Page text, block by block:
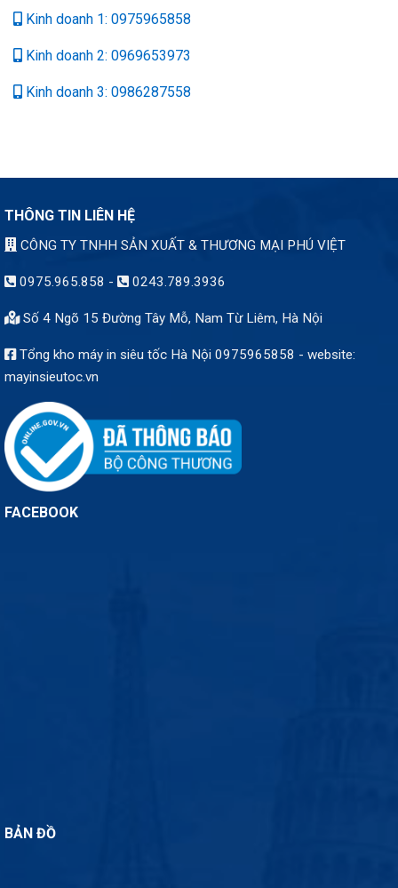
Kinh doanh 1: 0975965858
Kinh doanh 2: 0969653973
Kinh doanh 3: 0986287558
THÔNG TIN LIÊN HỆ
CÔNG TY TNHH SẢN XUẤT & THƯƠNG MẠI PHÚ VIỆT
0975.965.858 - 0243.789.3936
Số 4 Ngõ 15 Đường Tây Mỗ, Nam Từ Liêm, Hà Nội
Tổng kho máy in siêu tốc Hà Nội 0975965858 - website:
mayinsieutoc.vn
FACEBOOK
BẢN ĐỒ